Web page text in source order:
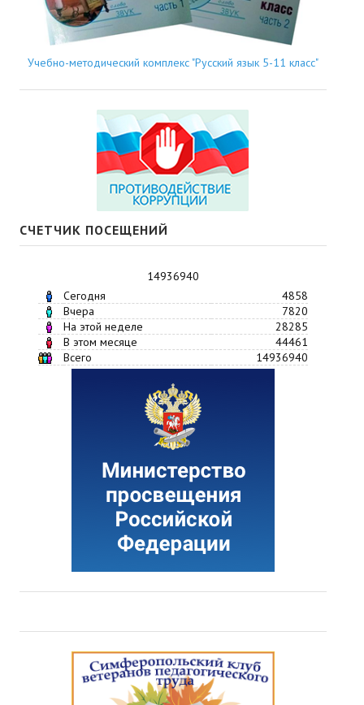
Учебно-методический комплекс "Русский язык 5-11 класс"
СЧЕТЧИК ПОСЕЩЕНИЙ
14936940
Сегодня
4858
Вчера
7820
На этой неделе
28285
В этом месяце
44461
Всего
14936940